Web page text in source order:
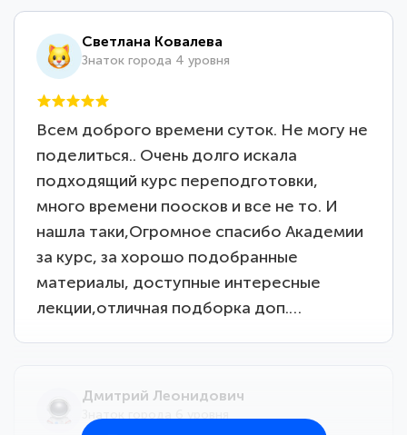
Светлана Ковалева
Знаток города 4 уровня
Всем доброго времени суток. Не могу не
поделиться.. Очень долго искала
подходящий курс переподготовки,
много времени поосков и все не то. И
нашла таки,Огромное спасибо Академии
за курс, за хорошо подобранные
материалы, доступные интересные
лекции,отличная подборка доп.…
Дмитрий Леонидович